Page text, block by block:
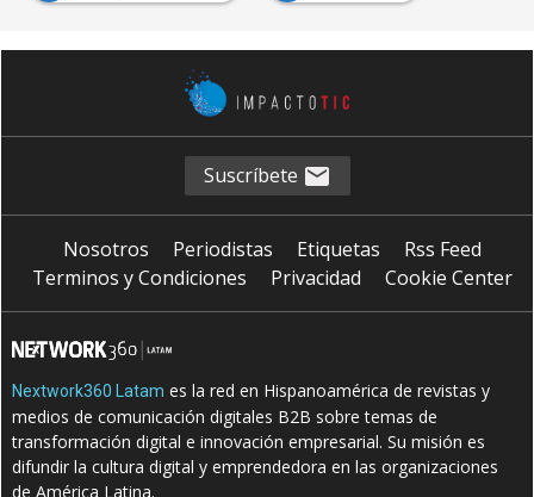
Suscríbete
Nosotros Periodistas Etiquetas
Rss Feed
Terminos y Condiciones
Privacidad Cookie Center
Nextwork360 Latam es la red en Hispanoamérica de revistas y
medios de comunicación digitales B2B sobre temas de
transformación digital e innovación empresarial. Su misión es
difundir la cultura digital y emprendedora en las organizaciones
de América Latina.